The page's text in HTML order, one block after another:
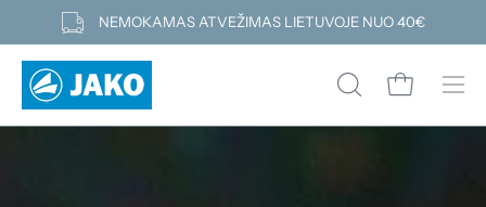
prie
turinio
NEMOKAMAS ATVEŽIMAS LIETUVOJE NUO 40€
ATIDARYTI
PAIEŠKOS
Atidaryti